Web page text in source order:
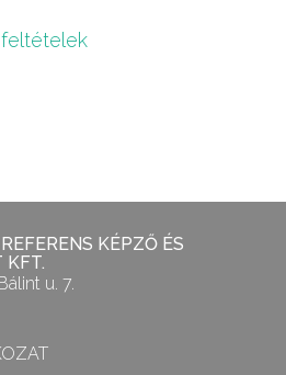
KÉPZŐ ÉS
KFT.
u. 7.